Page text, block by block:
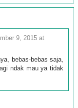
9, 2015 at
bebas-bebas saja,
ndak mau ya tidak